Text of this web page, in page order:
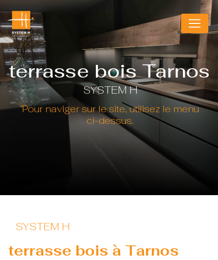
terrasse bois Tarnos
SYSTEM H
SYSTEM H
terrasse bois à Tarnos
Panneau de gestion des cookies